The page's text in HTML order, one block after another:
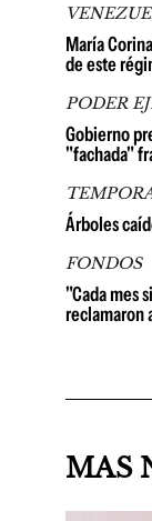
María
de este
PODER
Gobierno
"fachada"
Árboles
FONDOS
"Cada mes
reclamaron
MAS